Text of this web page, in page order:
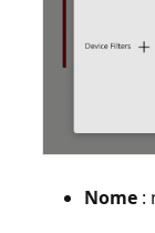
Nome :